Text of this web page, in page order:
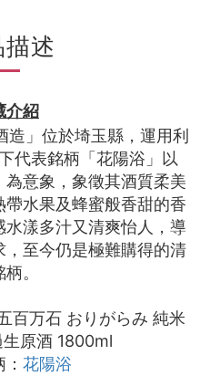
述
介紹
」位於埼玉縣，運用利
代表銘柄「花陽浴」以
為意象，象徵其酒質柔美
水果及蜂蜜般香甜的香
漾多汁又清爽怡人，導
至今仍是極難購得的清
。
百万石 おりがらみ 純米
原酒 1800ml
花陽浴